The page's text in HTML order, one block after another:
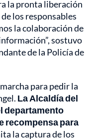
la pronta liberación
los responsables
la colaboración de
sostuvo
de la Policía de
para pedir la
La Alcaldía del
departamento
recompensa para
la captura de los